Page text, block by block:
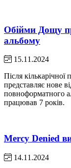
Обійми Дощу
альбому
15.11.2024
Після
представляє нове
повноформатного
працював 7 років.
Mercy Denied
14.11.2024